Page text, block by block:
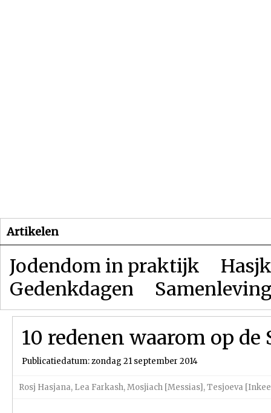
Artikelen
Jodendom in praktijk
Gedenkdagen
10 redenen waarom op
Publicatiedatum: zondag 21 september 2014
Rosj Hasjana, Lea Farkash,Mosjiach [Messias],Tesjoeva